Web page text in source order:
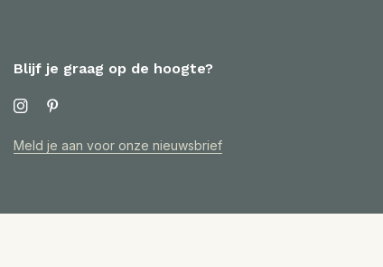
Blijf je graag op de hoogte?
Meld je aan voor onze nieuwsbrief